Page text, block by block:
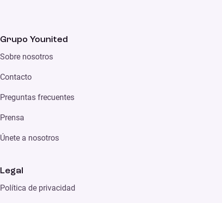
Grupo Younited
Sobre nosotros
Contacto
Preguntas frecuentes
Prensa
Únete a nosotros
Legal
Política de privacidad